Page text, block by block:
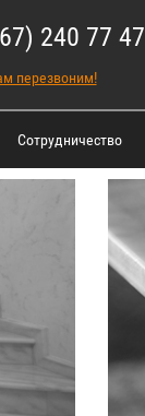
240 77 47
перезвоним!
Сотрудничество